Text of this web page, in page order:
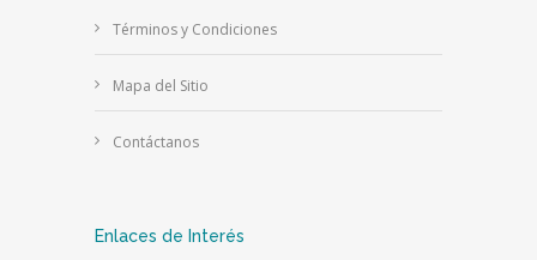
Términos y Condiciones
Mapa del Sitio
Contáctanos
Enlaces de Interés